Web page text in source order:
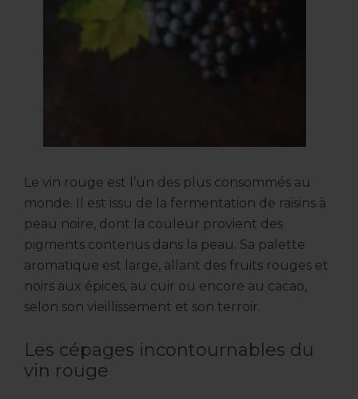
Le vin rouge est l’un des plus consommés au
monde. Il est issu de la fermentation de raisins à
peau noire, dont la couleur provient des
pigments contenus dans la peau. Sa palette
aromatique est large, allant des fruits rouges et
noirs aux épices, au cuir ou encore au cacao,
selon son vieillissement et son terroir.
Les cépages incontournables du
vin rouge